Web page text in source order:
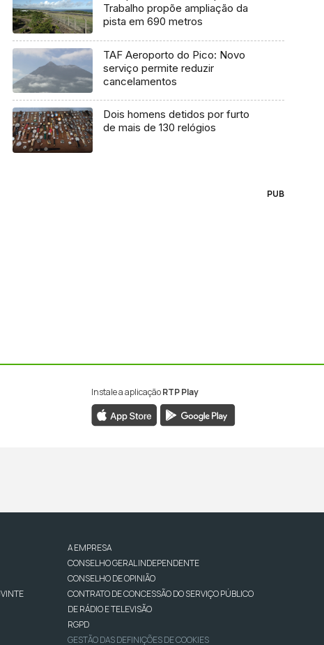
Trabalho propõe ampliação da
pista em 690 metros
TAF Aeroporto do Pico: Novo
serviço permite reduzir
cancelamentos
Dois homens detidos por furto
de mais de 130 relógios
PUB
Instale a aplicaçãoRTP Play
A EMPRESA
CONSELHO GERAL INDEPENDENTE
CONSELHO DE OPINIÃO
CONTRATO DE CONCESSÃO DO SERVIÇO PÚBLICO
DE RÁDIO E TELEVISÃO
RGPD
GESTÃO DAS DEFINIÇÕES DE COOKIES